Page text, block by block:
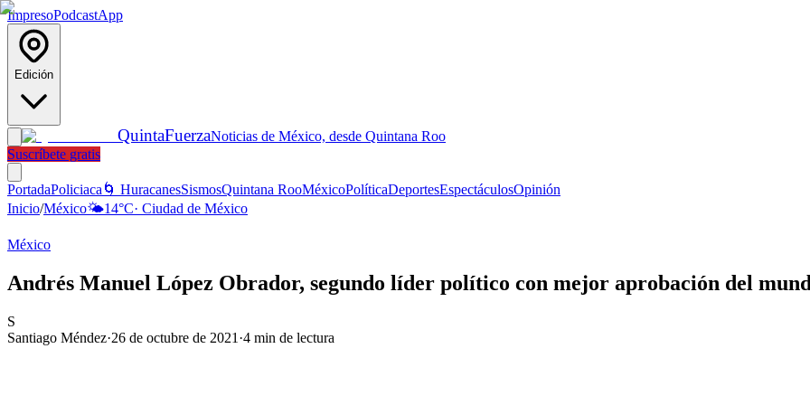
ImpresoPodcastApp
Edición
QuintaFuerzaNoticias de México, desde Quintana Roo
Suscríbete gratis
PortadaPoliciaca 🌀 HuracanesSismosQuintana RooMéxicoPolíticaDeportesEspectáculosOpinión
Inicio/México🌤️14°C· Ciudad de México
México
Andrés Manuel López Obrador, segundo líder político con mejor aprobación del
S
Santiago Méndez·26 de octubre de 2021 ·4 min de lectura